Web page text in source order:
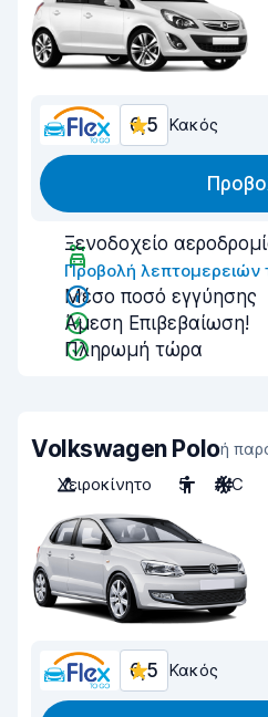
6,5 Κακός
Ξενοδοχείο
Προβολή λεπτομερειών
Μέσο ποσό εγγύησης
Άμεση Επιβεβαίωση!
Πληρωμή τώρα
Volkswagen Poloή
Χειροκίνητο
5 A/C
6,5 Κακός